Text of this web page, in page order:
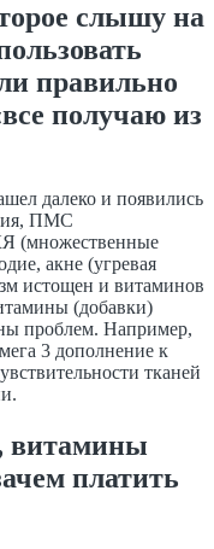
слышу на
правильно
получаю из
далеко и появились
ПМС
(множественные
акне (угревая
истощен и витаминов
(добавки)
проблем. Например,
3 дополнение к
тканей
витамины
платить